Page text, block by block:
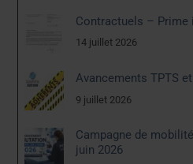
Contractuels – Prime
14 juillet 2026
Avancements TPTS
9 juillet 2026
Campagne de
juin 2026